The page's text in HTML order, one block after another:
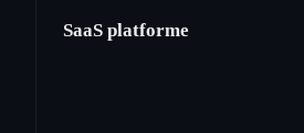
SaaS platforme